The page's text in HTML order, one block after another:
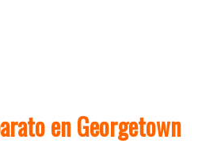
en Georgetown